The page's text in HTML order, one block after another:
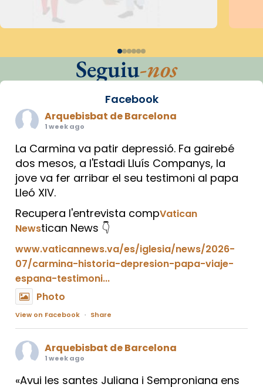
Seguiu-nos
Facebook
Arquebisbat de Barcelona
1 week ago
La Carmina va patir depressió. Fa gairebé
dos mesos, a l'Estadi Lluís Companys, la
jove va fer arribar el seu testimoni al papa
Lleó XIV.
Recupera l'entrevista compVatican
Newstican News 👇
www.vaticannews.va/es/iglesia/news/2026-
07/carmina-historia-depresion-papa-viaje-
espana-testimoni...
Photo
View on Facebook · Share
Arquebisbat de Barcelona
1 week ago
«Avui les santes Juliana i Semproniana ens